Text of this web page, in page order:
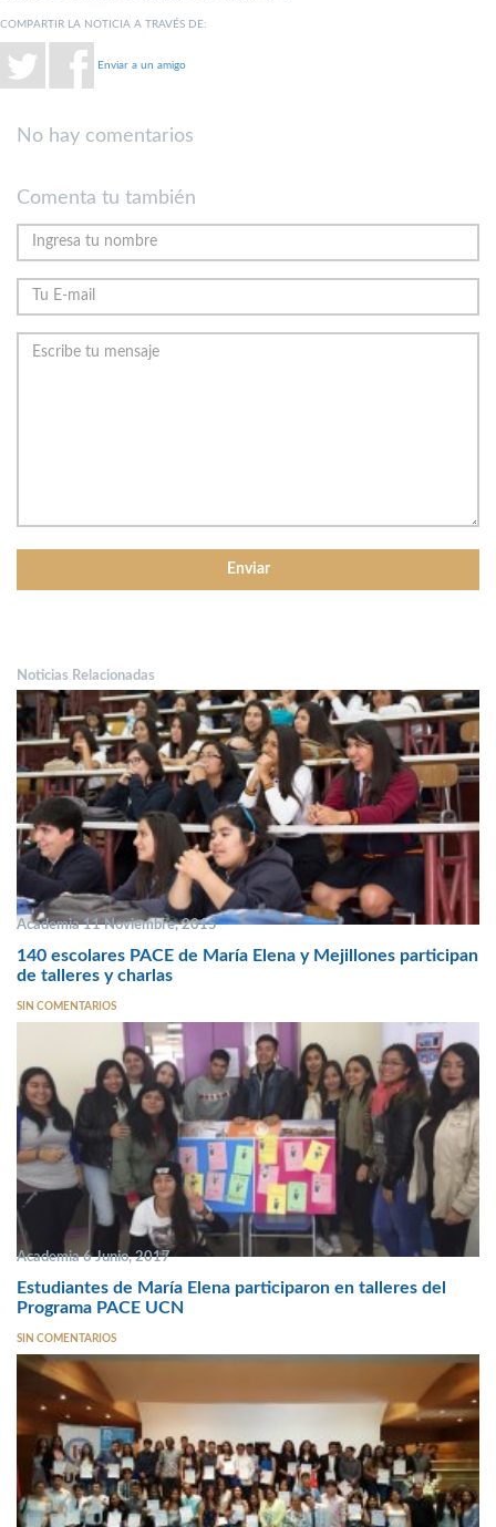
COMPARTIR LA NOTICIA A TRAVÉS DE:
Enviar a un amigo
No hay comentarios
Comenta tu también
Noticias Relacionadas
Academia 11 Noviembre, 2015
140 escolares PACE de María Elena y Mejillones participan
de talleres y charlas
SIN COMENTARIOS
Academia 6 Junio, 2017
Estudiantes de María Elena participaron en talleres del
Programa PACE UCN
SIN COMENTARIOS